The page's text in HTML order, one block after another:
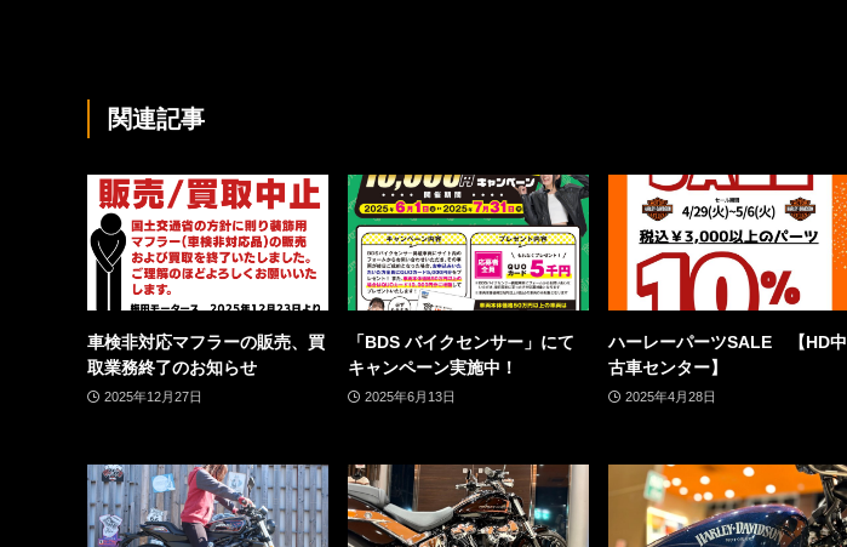
関連記事
車検非対応マフラーの販売、買
取業務終了のお知らせ
2025年12月27日
「BDS バイクセンサー」にて
キャンペーン実施中！
2025年6月13日
ハーレーパーツSALE 【HD中
古車センター】
2025年4月28日